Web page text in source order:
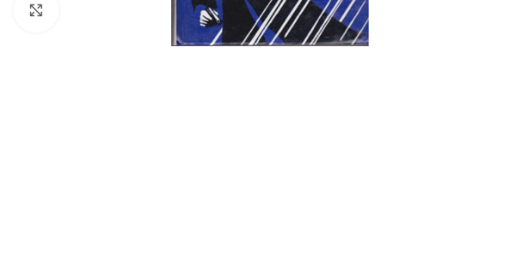
Spustelėkite, kad padidintumėte